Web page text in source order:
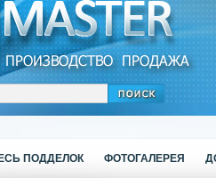
ПОДДЕЛОК ФОТОГАЛЕРЕЯ